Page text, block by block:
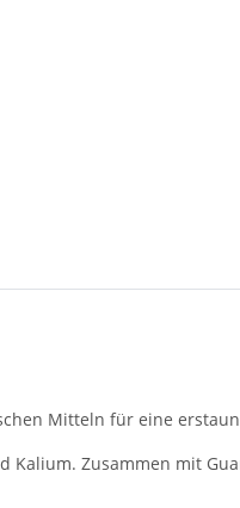
Mitteln für eine
Zusammen mit